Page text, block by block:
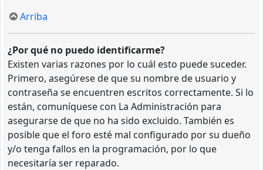
Arriba
¿Por qué no puedo identificarme?
Existen varias razones por lo cuál esto puede suceder.
Primero, asegúrese de que su nombre de usuario y
contraseña se encuentren escritos correctamente. Si lo
están, comuníquese con La Administración para
asegurarse de que no ha sido excluido. También es
posible que el foro esté mal configurado por su dueño
y/o tenga fallos en la programación, por lo que
necesitaría ser reparado.